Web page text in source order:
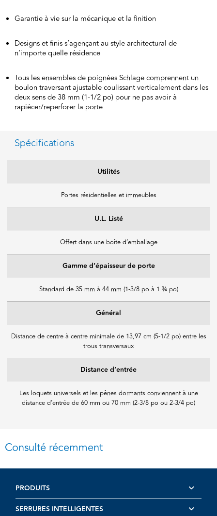
Garantie à vie sur la mécanique et la finition
Designs et finis s’agençant au style architectural de
n’importe quelle résidence
Tous les ensembles de poignées Schlage comprennent un
boulon traversant ajustable coulissant verticalement dans les
deux sens de 38 mm (1-1/2 po) pour ne pas avoir à
rapiécer/reperforer la porte
Spécifications
Utilités
Portes résidentielles et immeubles
U.L. Listé
Offert dans une boîte d’emballage
Gamme d’épaisseur de porte
Standard de 35 mm à 44 mm (1-3/8 po à 1 ¾ po)
Général
Distance de centre à centre minimale de 13,97 cm (5-1/2 po) entre les
trous transversaux
Distance d’entrée
Les loquets universels et les pênes dormants conviennent à une
distance d’entrée de 60 mm ou 70 mm (2-3/8 po ou 2-3/4 po)
Consulté récemment
PRODUITS
SERRURES INTELLIGENTES